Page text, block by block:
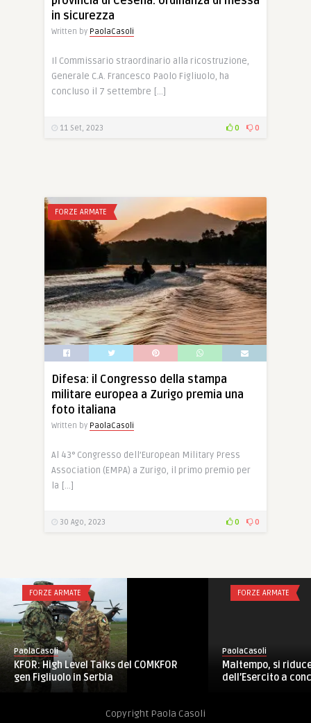
in sicurezza
Written by PaolaCasoli
Il Commissario straordinario alla ricostruzione,
Generale C.A. Francesco Paolo Figliuolo, ha
concluso il 7 settembre […]
11 Set, 2023 0 0
FORZE ARMATE
Difesa: il Congresso della stampa
militare europea a Zurigo premia una
foto italiana
Written by PaolaCasoli
Al 43° Congresso dell’European Military Press
Association (EMPA) a Zurigo, il primo premio per
la […]
30 Ago, 2023 0 0
FORZE ARMATE
PaolaCasoli
KFOR: High Level Talks del COMKFOR
gen Figliuolo in Serbia
FORZE ARMATE
PaolaCasoli
Maltempo, si
dell’Esercito a
Copyright Paola Casoli